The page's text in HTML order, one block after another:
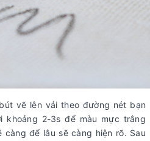
vẽ lên vải theo đường nét bạn
khoảng 2-3s để màu mực trắng
để lâu sẽ càng hiện rõ. Sau